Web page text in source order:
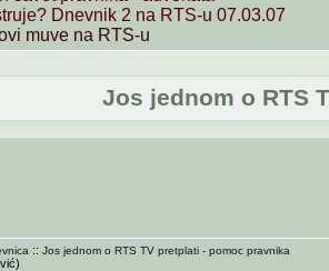
Dnevnik 2 na RTS-u 07.03.07
muve na RTS-u
Jos jednom o RTS
:: Jos jednom o RTS TV pretplati - pomoc pravnika